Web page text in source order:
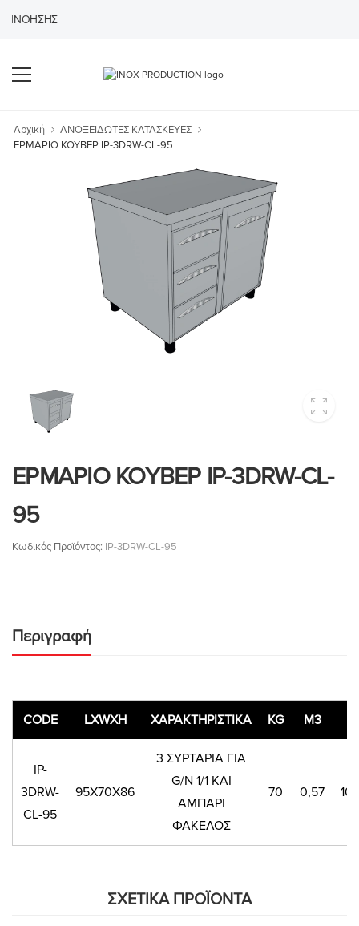
Αρχική
ΑΝΟΞΕΙΔΩΤΕΣ ΚΑΤΑΣΚΕΥΕΣ
ΕΡΜΑΡΙΟ ΚΟΥΒΕΡ IP-3DRW-CL-95
ΕΡΜΑΡΙΟ ΚΟΥΒΕΡ IP-3DRW-CL-
95
Κωδικός Προϊόντος: IP-3DRW-CL-95
Περιγραφή
CODE LXWXH ΧΑΡΑΚΤΗΡΙΣΤΙΚΑ KG M3
IP-
3DRW-
CL-95
95Χ70Χ86
3 ΣΥΡΤΑΡΙΑ ΓΙΑ
G/N 1/1 KAI
ΑΜΠΑΡΙ
ΦΑΚΕΛΟΣ
70 0,57
ΣΧΕΤΙΚΑ ΠΡΟΪΟΝΤΑ